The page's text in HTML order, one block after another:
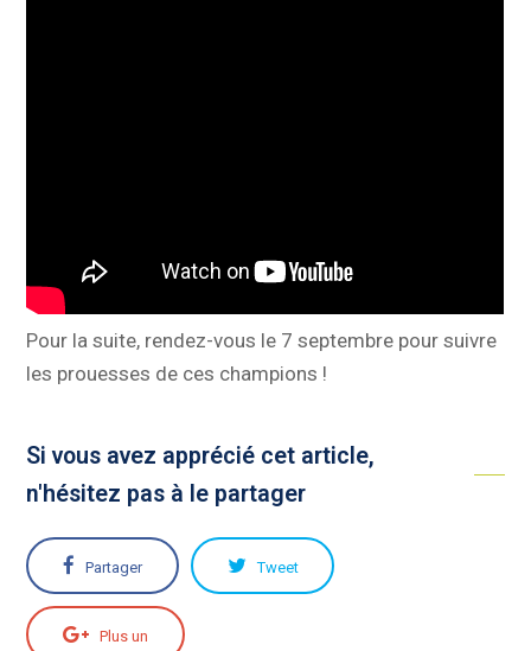
Pour la suite, rendez-vous le 7 septembre pour suivre
les prouesses de ces champions !
Si vous avez apprécié cet article,
n'hésitez pas à le partager
Partager Tweet
Plus un